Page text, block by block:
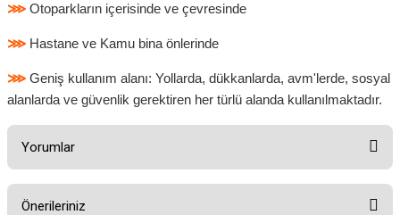
⋙ Otoparkların içerisinde ve çevresinde
⋙ Hastane ve Kamu bina önlerinde
⋙ Geniş kullanım alanı: Yollarda, dükkanlarda, avm'lerde, sosyal
alanlarda ve güvenlik gerektiren her türlü alanda kullanılmaktadır.
Yorumlar
Önerileriniz